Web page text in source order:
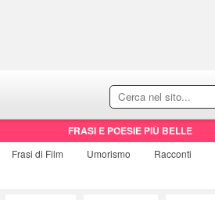
FRASI E POESIE PIÙ BELLE
Frasi di Film Umorismo Racconti